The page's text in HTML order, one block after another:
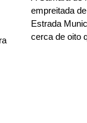
empreitada
Estrada
cerca de oito